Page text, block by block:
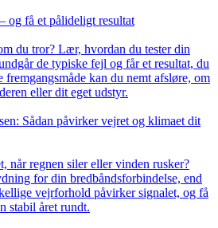
og få et pålideligt resultat
du tror? Lær, hvordan du tester din
de typiske fejl og får et resultat, du
fremgangsmåde kan du nemt afsløre, om
eller dit eget udstyr.
Sådan påvirker vejret og klimaet dit
når regnen siler eller vinden rusker?
for din bredbåndsforbindelse, end
vejrforhold påvirker signalet, og få
stabil året rundt.